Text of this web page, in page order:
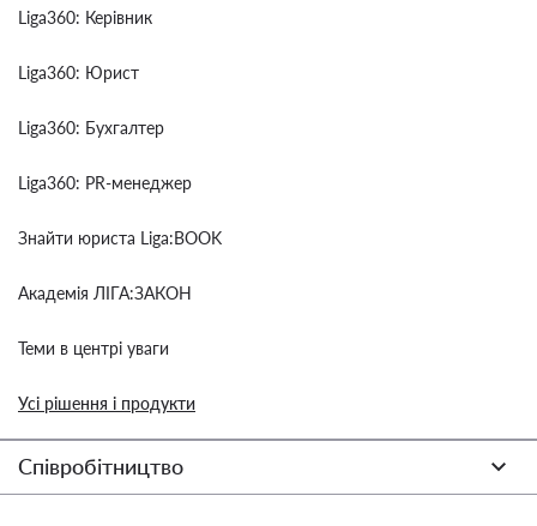
Liga360: Керівник
Liga360: Юрист
Liga360: Бухгалтер
Liga360: PR-менеджер
Знайти юриста Liga:BOOK
Академія ЛІГА:ЗАКОН
Теми в центрі уваги
Усі рішення і продукти
Співробітництво